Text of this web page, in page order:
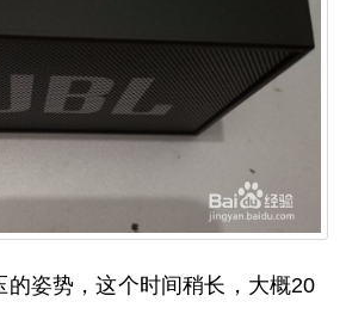
的姿势，这个时间稍长，大概20